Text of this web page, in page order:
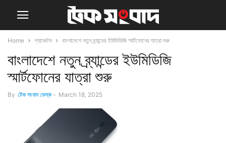
Home গ্যাজেটস বাংলাদেশে নতুন ব্র্যান্ডের ইউমিডিজি স্মার্টফোনের যাত্রা শুরু
বাংলাদেশে নতুন ব্র্যান্ডের ইউমিডিজি
স্মার্টফোনের যাত্রা শুরু
By টেক সংবাদ ডেস্ক - March 18, 2025